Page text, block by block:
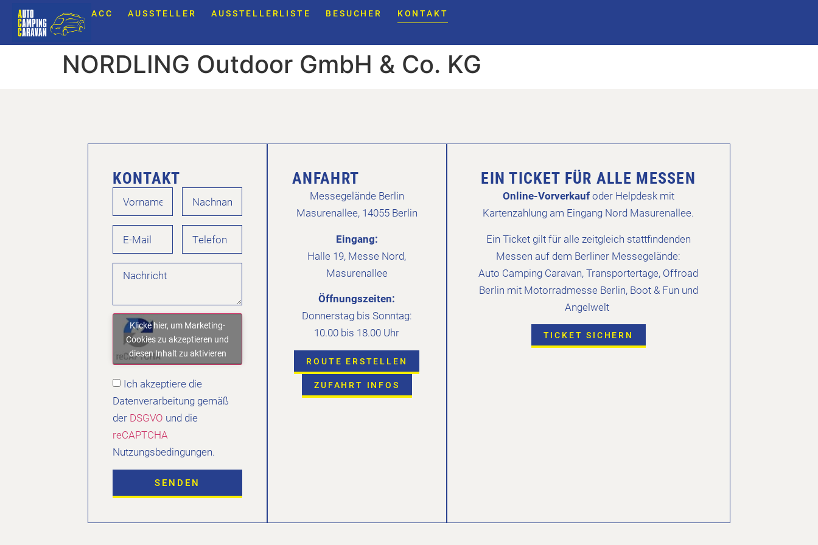
ACC AUSSTELLER AUSSTELLERLISTE BESUCHER KONTAKT
NORDLING Outdoor GmbH & Co. KG
KONTAKT
Klicke hier, um Marketing-
Cookies zu akzeptieren und
diesen Inhalt zu aktivieren
Ich akzeptiere die
Datenverarbeitung gemäß
der DSGVO und die
reCAPTCHA
Nutzungsbedingungen.
SENDEN
ANFAHRT
Messegelände Berlin
Masurenallee, 14055 Berlin
Eingang:
Halle 19, Messe Nord,
Masurenallee
Öffnungszeiten:
Donnerstag bis Sonntag:
10.00 bis 18.00 Uhr
ROUTE ERSTELLEN
ZUFAHRT INFOS
EIN TICKET FÜR ALLE MESSEN
Online-Vorverkaufoder Helpdesk mit
Kartenzahlung am Eingang Nord Masurenallee.
Ein Ticket gilt für alle zeitgleich stattfindenden
Messen auf dem Berliner Messegelände:
Auto Camping Caravan, Transportertage, Offroad
Berlin mit Motorradmesse Berlin, Boot & Fun und
Angelwelt
TICKET SICHERN